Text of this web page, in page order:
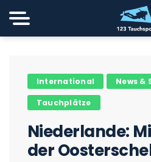
International News &
Tauchplätze
Niederlande:
der